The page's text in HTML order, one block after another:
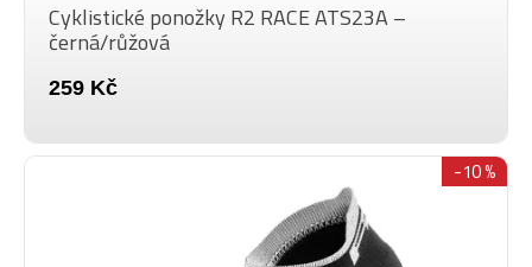
Cyklistické ponožky R2 RACE ATS23A –
černá/růžová
259 Kč
-10 %